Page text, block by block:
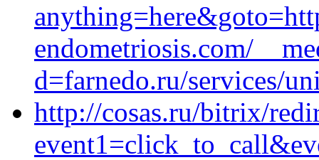
endometriosis.com/
d=farnedo.ru/services/
http://cosas.ru/bitrix/